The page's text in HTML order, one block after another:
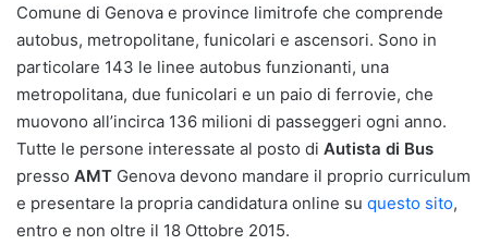
Comune di Genova e province limitrofe che comprende
autobus, metropolitane, funicolari e ascensori. Sono in
particolare 143 le linee autobus funzionanti, una
metropolitana, due funicolari e un paio di ferrovie, che
muovono all’incirca 136 milioni di passeggeri ogni anno.
Tutte le persone interessate al posto di Autista di Bus
presso AMT Genova devono mandare il proprio curriculum
e presentare la propria candidatura online su questo sito,
entro e non oltre il 18 Ottobre 2015.